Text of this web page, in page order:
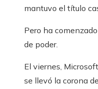
mantuvo el título
Pero ha
de poder.
El viernes,
se llevó la corona